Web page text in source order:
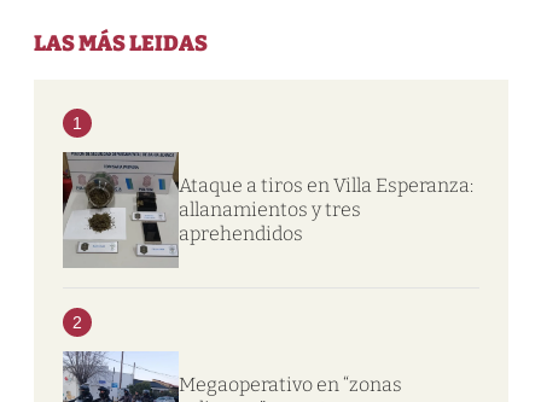
LAS MÁS LEIDAS
1
Ataque a tiros en Villa Esperanza:
allanamientos y tres
aprehendidos
2
Megaoperativo en “zonas